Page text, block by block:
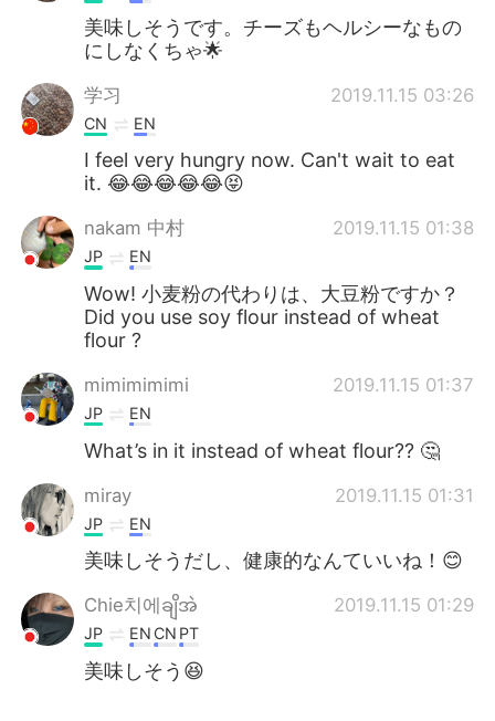
美味しそうです。チーズもヘルシーなもの
にしなくちゃ🌟
学习 2019.11.15 03:26
CN EN
I feel very hungry now. Can't wait to eat
it. 😂😂😂😂😂😝
nakam 中村 2019.11.15 01:38
JP EN
Wow! 小麦粉の代わりは、大豆粉ですか？
Did you use soy flour instead of wheat
flour ?
mimimimimi 2019.11.15 01:37
JP EN
What’s in it instead of wheat flour?? 🤔
miray 2019.11.15 01:31
JP EN
美味しそうだし、健康的なんていいね！😊
Chie치에ချိအဲ 2019.11.15 01:29
JP EN CN PT
美味しそう😆